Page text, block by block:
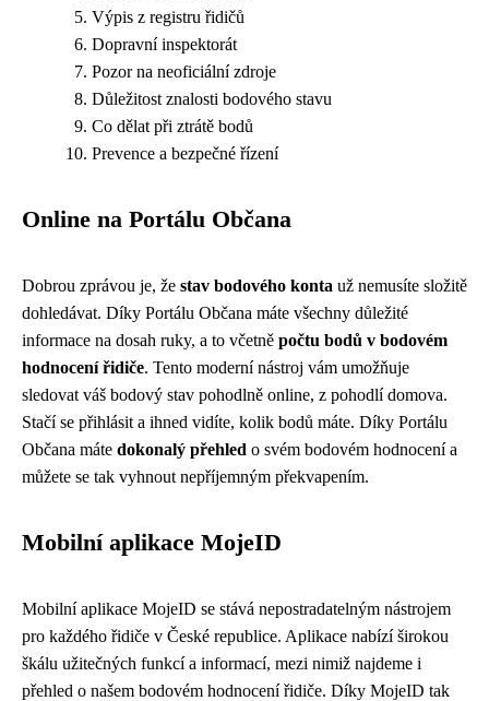
Výpis z registru řidičů
Dopravní inspektorát
Pozor na neoficiální zdroje
Důležitost znalosti bodového stavu
Co dělat při ztrátě bodů
Prevence a bezpečné řízení
Online na Portálu Občana
Dobrou zprávou je, že stav bodového konta už nemusíte složitě
dohledávat. Díky Portálu Občana máte všechny důležité
informace na dosah ruky, a to včetně počtu bodů v bodovém
hodnocení řidiče. Tento moderní nástroj vám umožňuje
sledovat váš bodový stav pohodlně online, z pohodlí domova.
Stačí se přihlásit a ihned vidíte, kolik bodů máte. Díky Portálu
Občana máte dokonalý přehled o svém bodovém hodnocení a
můžete se tak vyhnout nepříjemným překvapením.
Mobilní aplikace MojeID
Mobilní aplikace MojeID se stává nepostradatelným nástrojem
pro každého řidiče v České republice. Aplikace nabízí širokou
škálu užitečných funkcí a informací, mezi nimiž najdeme i
přehled o našem bodovém hodnocení řidiče. Díky MojeID tak